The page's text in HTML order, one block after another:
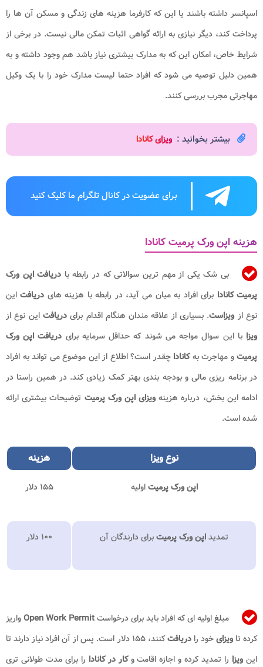
اسپانسر داشته باشند یا این که کارفرما هزینه های زندگی و مسکن آن ها را
پرداخت کند، دیگر نیازی به ارائه گواهی اثبات تمکن مالی نیست. در برخی از
شرایط خاص، امکان این که به مدارک بیشتری نیاز باشد هم وجود داشته و به
همین دلیل توصیه می شود که افراد حتما لیست مدارک خود را با یک وکیل
مهاجرتی مجرب بررسی کنند.
بیشتر بخوانید : ویزای کانادا
برای عضویت در کانال تلگرام ما کلیک کنید
هزینه اپن ورک پرمیت کانادا
بی شک یکی از مهم ترین سوالاتی که در رابطه با دریافت اپن ورک
پرمیت کانادا برای افراد به میان می آید، در رابطه با هزینه های دریافت این
نوع از ویزاست. بسیاری از علاقه مندان هنگام اقدام برایدریافتاین نوع از
ویزابا این سوال مواجه می شوند که حداقل سرمایه برای دریافت اپن ورک
پرمیتو مهاجرت بهکاناداچقدر است؟ اطلاع از این موضوع می تواند به افراد
در برنامه ریزی مالی و بودجه بندی بهتر کمک زیادی کند. در همین راستا در
ادامه این بخش، درباره هزینه ویزای اپن ورک پرمیت توضیحات بیشتری ارائه
شده است.
نوعویزا هزینه
اپن ورک پرمیتاولیه ۱۵۵ دلار
تمدیداپن ورک پرمیتبرای دارندگان آن ۱۰۰ دلار
مبلغ اولیه ای که افراد باید برای درخواستOpen Work Permitواریز
کرده تاویزایخود رادریافت
کنند، ۱۵۵ دلار است. پس از آن افراد نیاز دارند تا
این ویزا را تمدید کرده و اجازه اقامت وکار در کانادا را برای مدت طولانی تری